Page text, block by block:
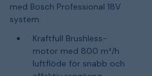
med Bosch Professional 18V
system.
Kraftfull Brushless-
motor med 800 m³/h
luftflöde för snabb och